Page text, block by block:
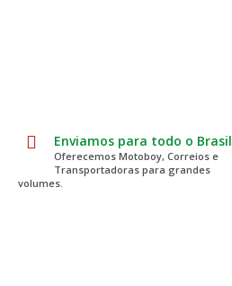
Enviamos para todo o Brasil
Oferecemos Motoboy, Correios e
Transportadoras para grandes
volumes.